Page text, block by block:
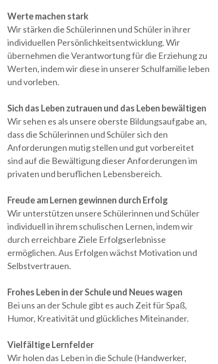
Werte machen stark
Wir stärken die Schülerinnen und Schüler in ihrer
individuellen Persönlichkeitsentwicklung. Wir
übernehmen die Verantwortung für die Erziehung zu
Werten, indem wir diese in unserer Schulfamilie leben
und vorleben.
Sich das Leben zutrauen und das Leben bewältigen
Wir sehen es als unsere oberste Bildungsaufgabe an,
dass die Schülerinnen und Schüler sich den
Anforderungen mutig stellen und gut vorbereitet
sind auf die Bewältigung dieser Anforderungen im
privaten und beruflichen Lebensbereich.
Freude am Lernen gewinnen durch Erfolg
Wir unterstützen unsere Schülerinnen und Schüler
individuell in ihrem schulischen Lernen, indem wir
durch erreichbare Ziele Erfolgserlebnisse
ermöglichen. Aus Erfolgen wächst Motivation und
Selbstvertrauen.
Frohes Leben in der Schule und Neues wagen
Bei uns an der Schule gibt es auch Zeit für Spaß,
Humor, Kreativität und glückliches Miteinander.
Vielfältige Lernfelder
Wir holen das Leben in die Schule (Handwerker,